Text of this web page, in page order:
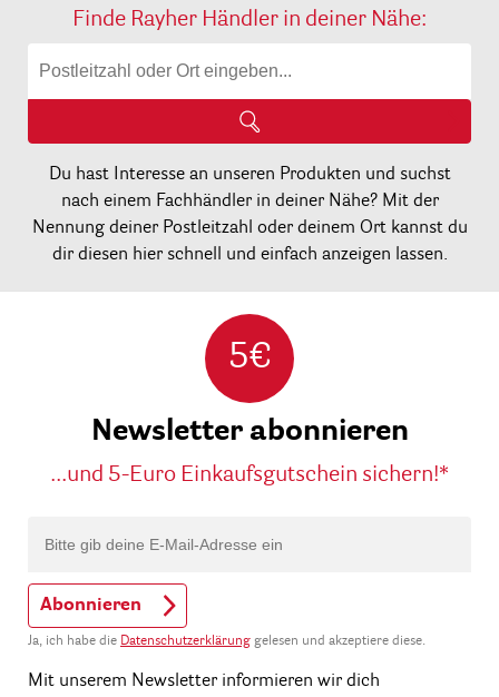
Finde Rayher Händler in deiner Nähe:
Du hast Interesse an unseren Produkten und suchst
nach einem Fachhändler in deiner Nähe? Mit der
Nennung deiner Postleitzahl oder deinem Ort kannst du
dir diesen hier schnell und einfach anzeigen lassen.
5€
Newsletter abonnieren
...und 5-Euro Einkaufsgutschein sichern!*
Abonnieren
Ja, ich habe die Datenschutzerklärung gelesen und akzeptiere diese.
Mit unserem Newsletter informieren wir dich